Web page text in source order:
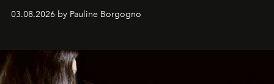
03.08.2026 by Pauline Borgogno